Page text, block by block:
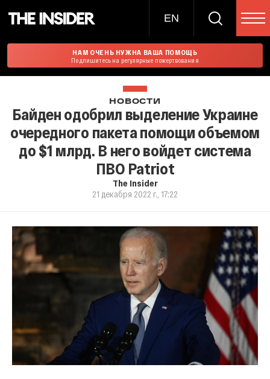
EN
НАМ ОЧЕНЬ НУЖНА ВАША ПОМОЩЬ
Подпишитесь на регулярные пожертвования
НОВОСТИ
Байден одобрил выделение Украине
очередного пакета помощи объемом
до $1 млрд. В него войдет система
ПВО Patriot
The Insider
21 декабря 2022 г., 17:22